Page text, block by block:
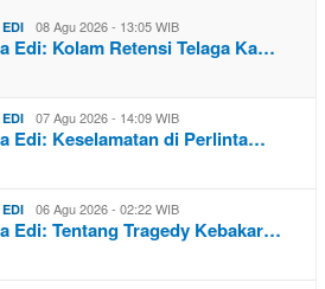
08 Agu 2026 - 13:05 WIB
Edi: Kolam Retensi Telaga Ka…
07 Agu 2026 - 14:09 WIB
Edi: Keselamatan di Perlinta…
06 Agu 2026 - 02:22 WIB
Edi: Tentang Tragedy Kebakar…